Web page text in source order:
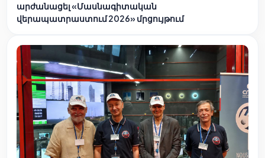
արժանացել «Մասնագիտական
վերապատրաստում 2026» մրցույթում